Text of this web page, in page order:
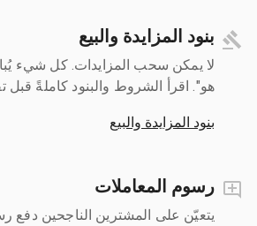
بنود المزايدة والبيع
لا يمكن سحب المزايدات. كل شيء
هو". اقرأ الشروط والبنود كاملةً قبل
بنود المزايدة والبيع
رسوم المعاملات
يتعيّن على المشترين الناجحين دفع